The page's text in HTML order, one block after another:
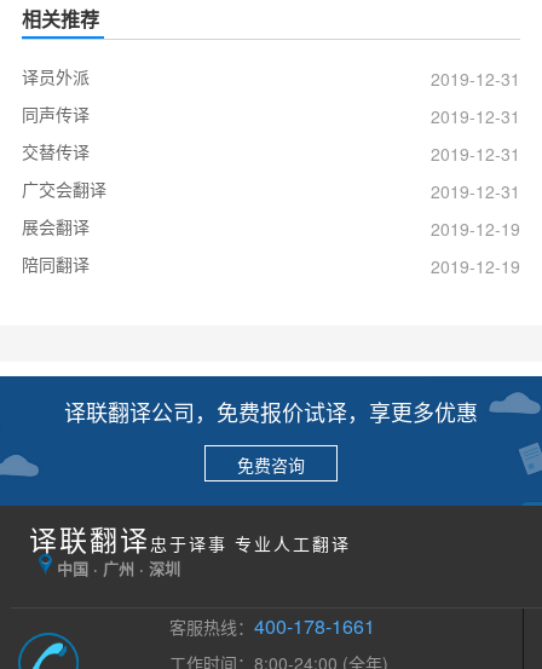
相关推荐
译员外派
2019-12-31
同声传译
2019-12-31
交替传译
2019-12-31
广交会翻译
2019-12-31
展会翻译
2019-12-19
陪同翻译
2019-12-19
译联翻译公司，免费报价试译，享更多优惠
免费咨询
译联翻译 忠于译事 专业人工翻译
中国 · 广州 · 深圳
客服热线：400-178-1661
工作时间：8:00-24:00 (全年)